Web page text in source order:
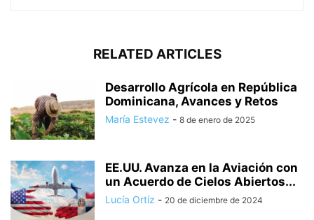
RELATED ARTICLES
Desarrollo Agrícola en República
Dominicana, Avances y Retos
María Estevez - 8 de enero de 2025
EE.UU. Avanza en la Aviación con
un Acuerdo de Cielos Abiertos...
Lucía Ortíz - 20 de diciembre de 2024